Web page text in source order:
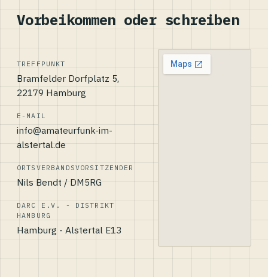
Vorbeikommen oder schreiben
TREFFPUNKT
Bramfelder Dorfplatz 5,
22179 Hamburg
E-MAIL
info@amateurfunk-im-
alstertal.de
ORTSVERBANDSVORSITZENDER
Nils Bendt / DM5RG
DARC E.V. - DISTRIKT
HAMBURG
Hamburg - Alstertal E13